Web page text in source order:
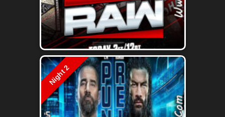
Night 2